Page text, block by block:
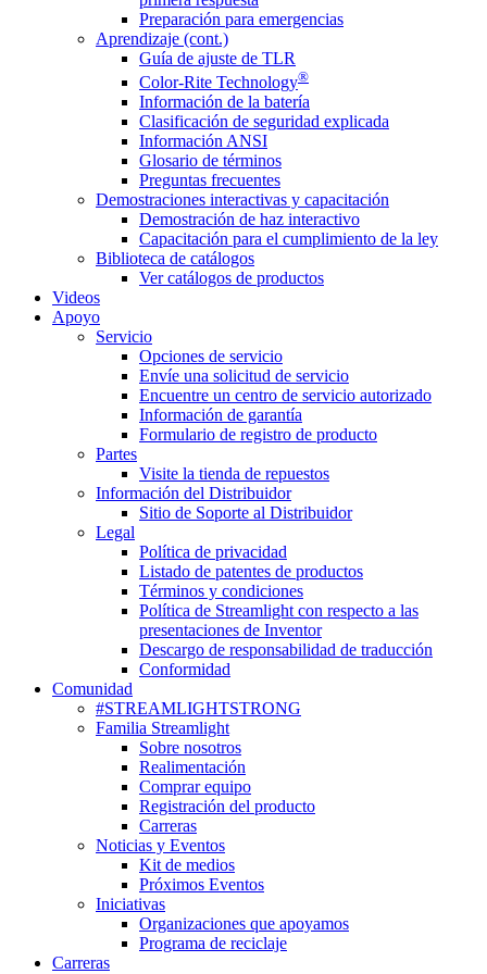
Preparación para emergencias
Aprendizaje (cont.)
Guía de ajuste de TLR
Color-Rite Technology®
Información de la batería
Clasificación de seguridad explicada
Información ANSI
Glosario de términos
Preguntas frecuentes
Demostraciones interactivas y capacitación
Demostración de haz interactivo
Capacitación para el cumplimiento de la ley
Biblioteca de catálogos
Ver catálogos de productos
Videos
Apoyo
Servicio
Opciones de servicio
Envíe una solicitud de servicio
Encuentre un centro de servicio autorizado
Información de garantía
Formulario de registro de producto
Partes
Visite la tienda de repuestos
Información del Distribuidor
Sitio de Soporte al Distribuidor
Legal
Política de privacidad
Listado de patentes de productos
Términos y condiciones
Política de Streamlight con respecto a las
presentaciones de Inventor
Descargo de responsabilidad de traducción
Conformidad
Comunidad
#STREAMLIGHTSTRONG
Familia Streamlight
Sobre nosotros
Realimentación
Comprar equipo
Registración del producto
Carreras
Noticias y Eventos
Kit de medios
Próximos Eventos
Iniciativas
Organizaciones que apoyamos
Programa de reciclaje
Carreras